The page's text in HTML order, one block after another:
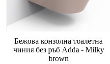
Бежова конзолна тоалетна
чиния без ръб Adda - Milky
brown